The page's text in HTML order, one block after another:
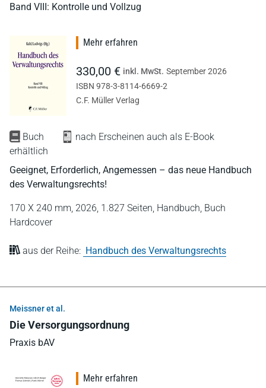
Band VIII: Kontrolle und Vollzug
Buch
nach Erscheinen auch als E-Book
erhältlich
Geeignet, Erforderlich, Angemessen – das neue Handbuch
des Verwaltungsrechts!
170 X 240 mm, 2026, 1.827 Seiten, Handbuch, Buch
Hardcover
aus der Reihe: Handbuch des Verwaltungsrechts
Mehr erfahren
330,00 € inkl. MwSt. September 2026
ISBN 978-3-8114-6669-2
C.F. Müller Verlag
Meissner et al.
Die Versorgungsordnung
Praxis bAV
Mehr erfahren